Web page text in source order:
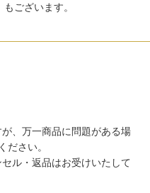
ございます。
、万一商品に問題がある場
ださい。
ル・返品はお受けいたして